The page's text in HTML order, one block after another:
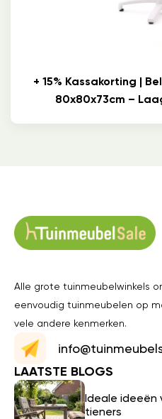
+ 15% Kassakorting |
80x80x73cm –
Alle grote tuinmeubelwinkels
eenvoudig tuinmeubelen op
vele andere kenmerken.
LAATSTE BLOGS
Ideale ideeën
tieners